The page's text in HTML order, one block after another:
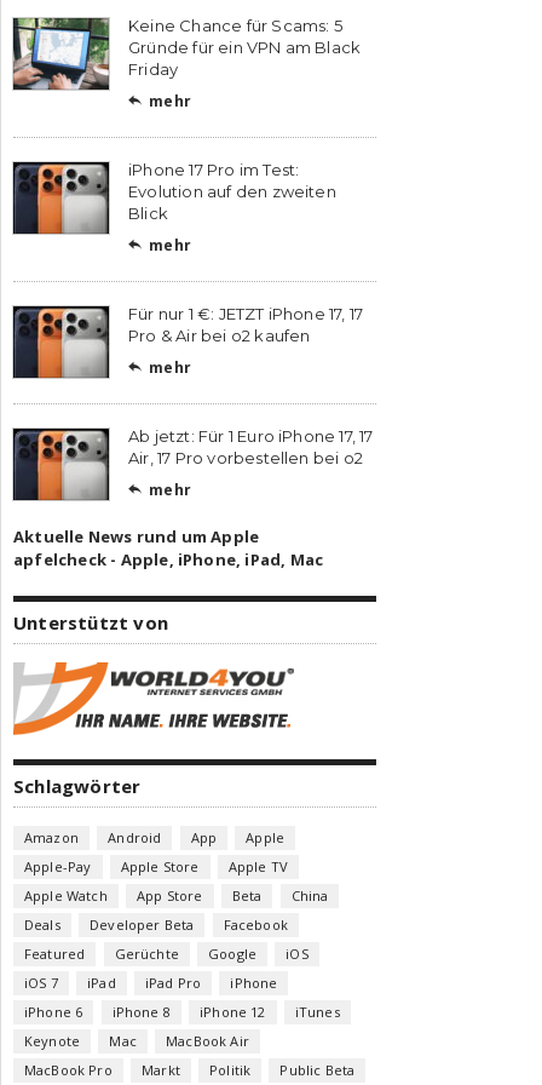
Keine Chance für Scams: 5
Gründe für ein VPN am Black
Friday
 mehr
iPhone 17 Pro im Test:
Evolution auf den zweiten
Blick
 mehr
Für nur 1 €: JETZT iPhone 17, 17
Pro & Air bei o2 kaufen
 mehr
Ab jetzt: Für 1 Euro iPhone 17, 17
Air, 17 Pro vorbestellen bei o2
 mehr
Aktuelle News rund um Apple
apfelcheck - Apple, iPhone, iPad, Mac
Unterstützt von
Schlagwörter
Amazon Android App
Apple
Apple-Pay
Apple Store
Apple TV
Apple Watch
App Store Beta
China
Deals
Developer Beta
Facebook
Featured
Gerüchte Google
iOS
iOS 7
iPad iPad Pro
iPhone
iPhone 6
iPhone 8 iPhone 12
iTunes
Keynote
Mac
MacBook Air
MacBook Pro
Markt Politik
Public Beta